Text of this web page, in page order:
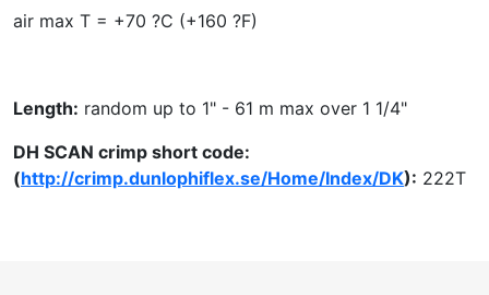
air max T = +70 ?C (+160 ?F)
Length: random up to 1" - 61 m max over 1 1/4"
DH SCAN crimp short code:
(http://crimp.dunlophiflex.se/Home/Index/DK): 222T